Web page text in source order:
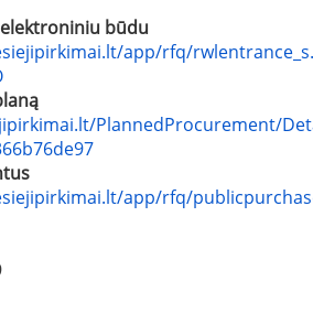
būdu
app/rfq/
PlannedProcurement/
app/rfq/